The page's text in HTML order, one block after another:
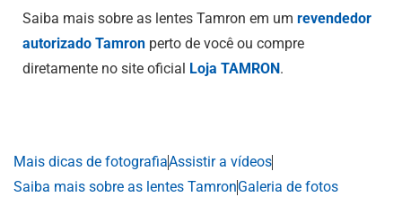
Saiba mais sobre as lentes Tamron em um revendedor
autorizado Tamron perto de você ou compre
diretamente no site oficial Loja TAMRON.
Mais dicas de fotografiaAssistir a vídeos
Saiba mais sobre as lentes TamronGaleria de fotos